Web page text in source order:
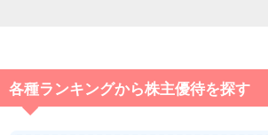
各種ランキングから株主優待を探す